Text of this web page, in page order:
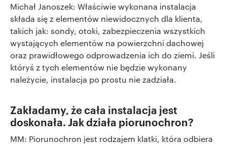
Michał Janoszek: Właściwie wykonana instalacja
składa się z elementów niewidocznych dla klienta,
takich jak: sondy, otoki, zabezpieczenia wszystkich
wystających elementów na powierzchni dachowej
oraz prawidłowego odprowadzenia ich do ziemi. Jeśli
któryś z tych elementów nie będzie wykonany
należycie, instalacja po prostu nie zadziała.
Zakładamy, że cała instalacja jest
doskonała. Jak działa piorunochron?
MM: Piorunochron jest rodzajem klatki, która odbiera